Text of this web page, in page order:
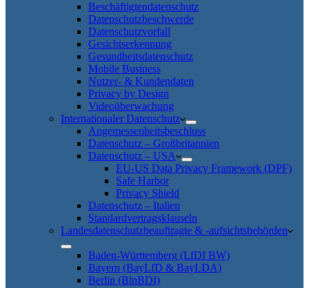
Beschäftigtendatenschutz
Datenschutzbeschwerde
Datenschutzvorfall
Gesichtserkennung
Gesundheitsdatenschutz
Mobile Business
Nutzer- & Kundendaten
Privacy by Design
Videoüberwachung
Internationaler Datenschutz
Angemessenheitsbeschluss
Datenschutz – Großbritannien
Datenschutz – USA
EU-US Data Privacy Framework (DPF)
Safe Harbor
Privacy Shield
Datenschutz – Italien
Standardvertragsklauseln
Landesdatenschutzbeauftragte & -aufsichtsbehörden
Baden-Württemberg (LfDI BW)
Bayern (BayLfD & BayLDA)
Berlin (BlnBDI)